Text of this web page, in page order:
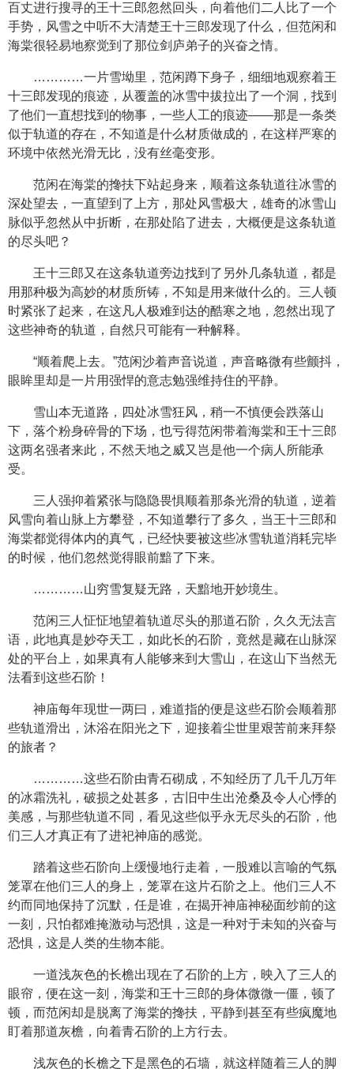
百丈进行搜寻的王十三郎忽然回头，向着他们二人比了一个
手势，风雪之中听不大清楚王十三郎发现了什么，但范闲和
海棠很轻易地察觉到了那位剑庐弟子的兴奋之情。
…………一片雪坳里，范闲蹲下身子，细细地观察着王
十三郎发现的痕迹，从覆盖的冰雪中拔拉出了一个洞，找到
了他们一直想找到的物事，一些人工的痕迹——那是一条类
似于轨道的存在，不知道是什么材质做成的，在这样严寒的
环境中依然光滑无比，没有丝毫变形。
范闲在海棠的搀扶下站起身来，顺着这条轨道往冰雪的
深处望去，一直望到了上方，那处风雪极大，雄奇的冰雪山
脉似乎忽然从中折断，在那处陷了进去，大概便是这条轨道
的尽头吧？
王十三郎又在这条轨道旁边找到了另外几条轨道，都是
用那种极为高妙的材质所铸，不知是用来做什么的。三人顿
时紧张了起来，在这凡人极难到达的酷寒之地，忽然出现了
这些神奇的轨道，自然只可能有一种解释。
“顺着爬上去。”范闲沙着声音说道，声音略微有些颤抖，
眼眸里却是一片用强悍的意志勉强维持住的平静。
雪山本无道路，四处冰雪狂风，稍一不慎便会跌落山
下，落个粉身碎骨的下场，也亏得范闲带着海棠和王十三郎
这两名强者来此，不然天地之威又岂是他一个病人所能承
受。
三人强抑着紧张与隐隐畏惧顺着那条光滑的轨道，逆着
风雪向着山脉上方攀登，不知道攀行了多久，当王十三郎和
海棠都觉得体内的真气，已经快要被这些冰雪轨道消耗完毕
的时候，他们忽然觉得眼前黯了下来。
…………山穷雪复疑无路，天黯地开妙境生。
范闲三人怔怔地望着轨道尽头的那道石阶，久久无法言
语，此地真是妙夺天工，如此长的石阶，竟然是藏在山脉深
处的平台上，如果真有人能够来到大雪山，在这山下当然无
法看到这些石阶！
神庙每年现世一两曰，难道指的便是这些石阶会顺着那
些轨道滑出，沐浴在阳光之下，迎接着尘世里艰苦前来拜祭
的旅者？
…………这些石阶由青石砌成，不知经历了几千几万年
的冰霜洗礼，破损之处甚多，古旧中生出沧桑及令人心悸的
美感，与那些轨道不同，看见这些似乎永无尽头的石阶，他
们三人才真正有了进祀神庙的感觉。
踏着这些石阶向上缓慢地行走着，一股难以言喻的气氛
笼罩在他们三人的身上，笼罩在这片石阶之上。他们三人不
约而同地保持了沉默，任是谁，在揭开神庙神秘面纱前的这
一刻，只怕都难掩激动与恐惧，这是一种对于未知的兴奋与
恐惧，这是人类的生物本能。
一道浅灰色的长檐出现在了石阶的上方，映入了三人的
眼帘，便在这一刻，海棠和王十三郎的身体微微一僵，顿了
顿，而范闲却是脱离了海棠的搀扶，平静到甚至有些疯魔地
盯着那道灰檐，向着青石阶的上方行去。
浅灰色的长檐之下是黑色的石墙，就这样随着三人的脚